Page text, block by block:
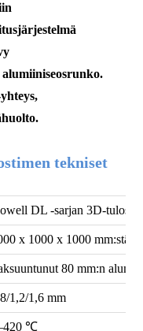
tekniset
DL -sarjan 3D-tulostin
x 1000 x 1000 mm:stä
80 mm:n
1,2/1,6 mm
℃